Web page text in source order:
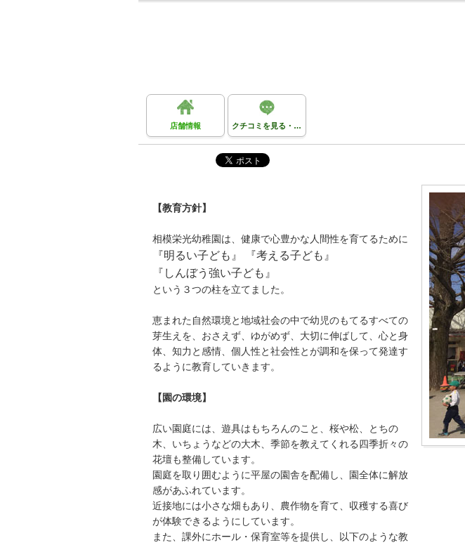
店舗情報 クチコミを見る・投稿する
【教育方針】
相模栄光幼稚園は、健康で心豊かな人間性を育てるために
『明るい子ども』 『考える子ども』
『しんぼう強い子ども』
という３つの柱を立てました。
恵まれた自然環境と地域社会の中で幼児のもてるすべての
芽生えを、おさえず、ゆがめず、大切に伸ばして、心と身
体、知力と感情、個人性と社会性とが調和を保って発達す
るように教育していきます。
【園の環境】
広い園庭には、遊具はもちろんのこと、桜や松、とちの
木、いちょうなどの大木、季節を教えてくれる四季折々の
花壇も整備しています。
園庭を取り囲むように平屋の園舎を配備し、園全体に解放
感があふれています。
近接地には小さな畑もあり、農作物を育て、収穫する喜び
が体験できるようにしています。
また、課外にホール・保育室等を提供し、以下のような教